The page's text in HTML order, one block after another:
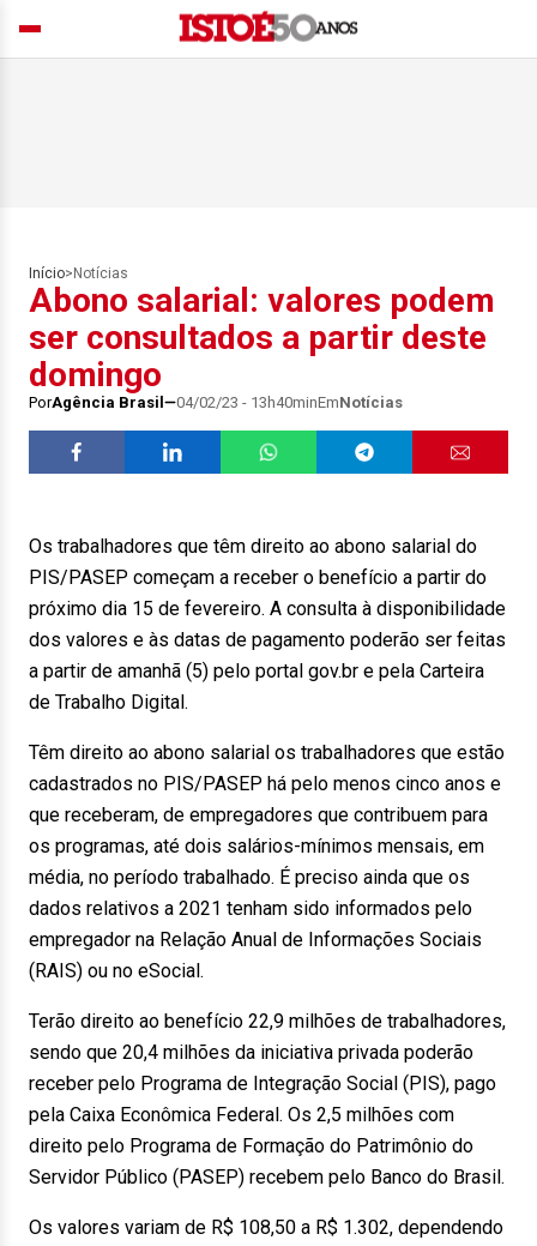
Início> Notícias
Abono salarial: valores podem
ser consultados a partir deste
domingo
PorAgência Brasil 04/02/23 - 13h40minEmNotícias
Os trabalhadores que têm direito ao abono salarial do
PIS/PASEP começam a receber o benefício a partir do
próximo dia 15 de fevereiro. A consulta à disponibilidade
dos valores e às datas de pagamento poderão ser feitas
a partir de amanhã (5) pelo portal gov.br e pela Carteira
de Trabalho Digital.
Têm direito ao abono salarial os trabalhadores que estão
cadastrados no PIS/PASEP há pelo menos cinco anos e
que receberam, de empregadores que contribuem para
os programas, até dois salários-mínimos mensais, em
média, no período trabalhado. É preciso ainda que os
dados relativos a 2021 tenham sido informados pelo
empregador na Relação Anual de Informações Sociais
(RAIS) ou no eSocial.
Terão direito ao benefício 22,9 milhões de trabalhadores,
sendo que 20,4 milhões da iniciativa privada poderão
receber pelo Programa de Integração Social (PIS), pago
pela Caixa Econômica Federal. Os 2,5 milhões com
direito pelo Programa de Formação do Patrimônio do
Servidor Público (PASEP) recebem pelo Banco do Brasil.
Os valores variam de R$ 108,50 a R$ 1.302, dependendo